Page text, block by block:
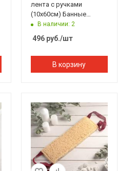
лента с ручками
(10х60см) Банные
штучки
В наличии: 2
496руб./шт
В корзину